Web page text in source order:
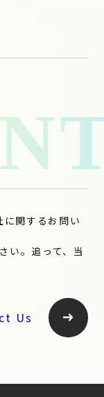
関するお問い
い。追って、当
Us